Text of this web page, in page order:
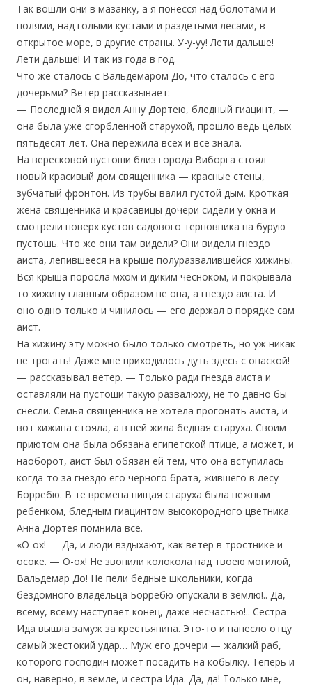
Так вошли они в мазанку, а я понесся над болотами и
полями, над голыми кустами и раздетыми лесами, в
открытое море, в другие страны. У-у-уу! Лети дальше!
Лети дальше! И так из года в год.
Что же сталось с Вальдемаром До, что сталось с его
дочерьми? Ветер рассказывает:
— Последней я видел Анну Дортею, бледный гиацинт, —
она была уже сгорбленной старухой, прошло ведь целых
пятьдесят лет. Она пережила всех и все знала.
На вересковой пустоши близ города Виборга стоял
новый красивый дом священника — красные стены,
зубчатый фронтон. Из трубы валил густой дым. Кроткая
жена священника и красавицы дочери сидели у окна и
смотрели поверх кустов садового терновника на бурую
пустошь. Что же они там видели? Они видели гнездо
аиста, лепившееся на крыше полуразвалившейся хижины.
Вся крыша поросла мхом и диким чесноком, и покрывала-
то хижину главным образом не она, а гнездо аиста. И
оно одно только и чинилось — его держал в порядке сам
аист.
На хижину эту можно было только смотреть, но уж никак
не трогать! Даже мне приходилось дуть здесь с опаской!
— рассказывал ветер. — Только ради гнезда аиста и
оставляли на пустоши такую развалюху, не то давно бы
снесли. Семья священника не хотела прогонять аиста, и
вот хижина стояла, а в ней жила бедная старуха. Своим
приютом она была обязана египетской птице, а может, и
наоборот, аист был обязан ей тем, что она вступилась
когда-то за гнездо его черного брата, жившего в лесу
Борребю. В те времена нищая старуха была нежным
ребенком, бледным гиацинтом высокородного цветника.
Анна Дортея помнила все.
«О-ох! — Да, и люди вздыхают, как ветер в тростнике и
осоке. — О-ох! Не звонили колокола над твоею могилой,
Вальдемар До! Не пели бедные школьники, когда
бездомного владельца Борребю опускали в землю!.. Да,
всему, всему наступает конец, даже несчастью!.. Сестра
Ида вышла замуж за крестьянина. Это-то и нанесло отцу
самый жестокий удар… Муж его дочери — жалкий раб,
которого господин может посадить на кобылку. Теперь и
он, наверно, в земле, и сестра Ида. Да, да! Только мне,